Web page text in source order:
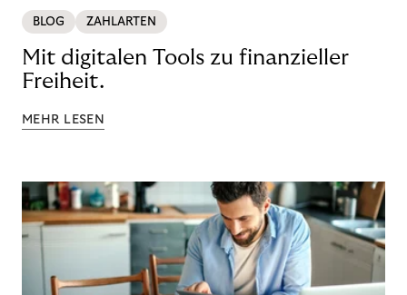
BLOG ZAHLARTEN
Mit digitalen Tools zu finanzieller
Freiheit.
MEHR LESEN